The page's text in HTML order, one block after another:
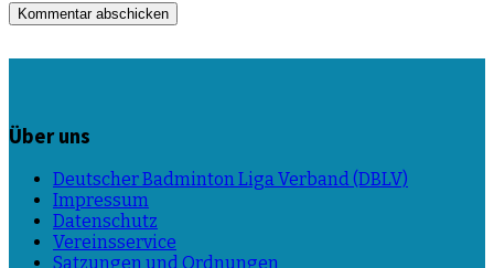
Über uns
Deutscher Badminton Liga Verband (DBLV)
Impressum
Datenschutz
Vereinsservice
Satzungen und Ordnungen